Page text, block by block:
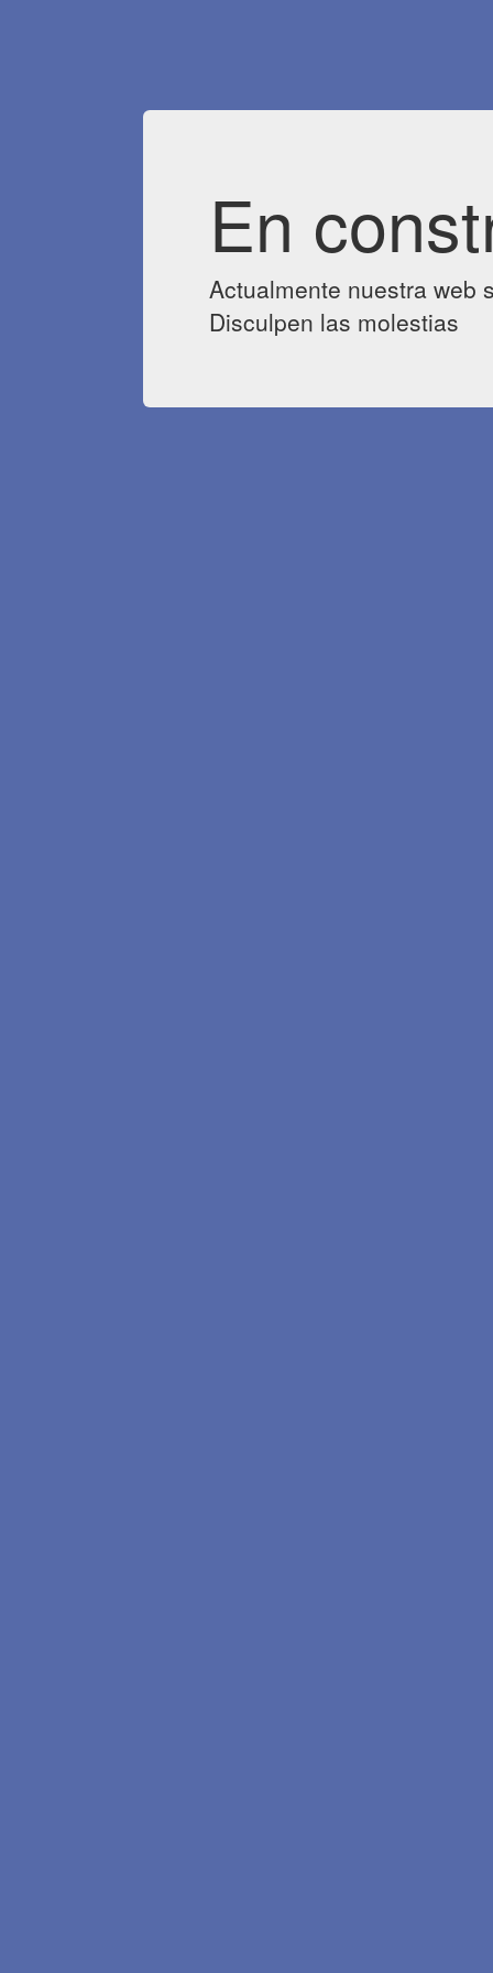
En
Actualmente nuestra web
Disculpen las molestias